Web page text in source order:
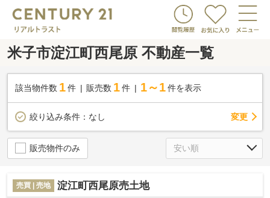
米子市淀江町西尾原 不動産一覧
該当物件数 1件 販売数 1 件 1～1 件を表示
絞り込み条件： なし 変更
販売物件のみ
売買 | 売地 淀江町西尾原売土地